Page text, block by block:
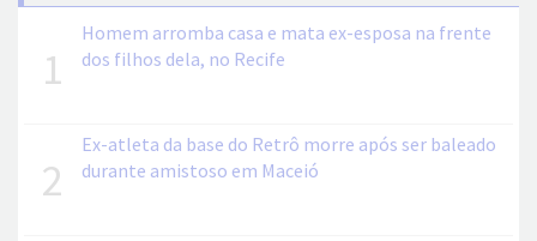
1
Homem arromba casa e mata ex-esposa na frente
dos filhos dela, no Recife
2
Ex-atleta da base do Retrô morre após ser baleado
durante amistoso em Maceió